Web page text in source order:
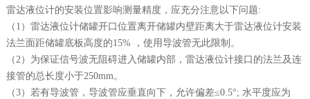
雷达液位计的安装位置影响测量精度，应充分注意以下问题:
（1）雷达液位计储罐开口位置离开储罐内壁距离大于雷达液位计安装
法兰面距储罐底板高度的15% ，使用导波管无此限制。
（2）为保证信号波无阻碍进入储罐内部，雷达液位计接口的法兰及连
接管的总长度小于250mm。
（3）若有导波管，导波管应垂直向下，允许偏差≤0.5°; 水平度应为